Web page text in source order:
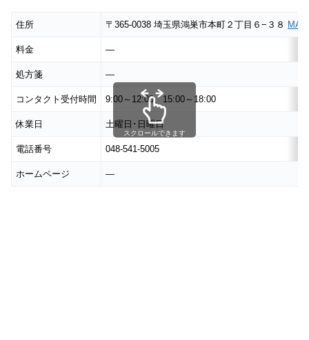
住所 〒365-0038 埼玉県鴻巣市本町２丁目６−３８ MAP
料金 ―
処方箋 ―
コンタクト受付時間 9:00～12:00、15:00～18:00
休業日 土曜日･日曜日
電話番号 048-541-5005
ホームページ ―
スクロールできます